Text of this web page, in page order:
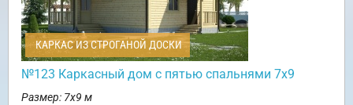
КАРКАС ИЗ СТРОГАНОЙ ДОСКИ
№123 Каркасный дом с пятью спальнями 7х9
Размер: 7х9 м